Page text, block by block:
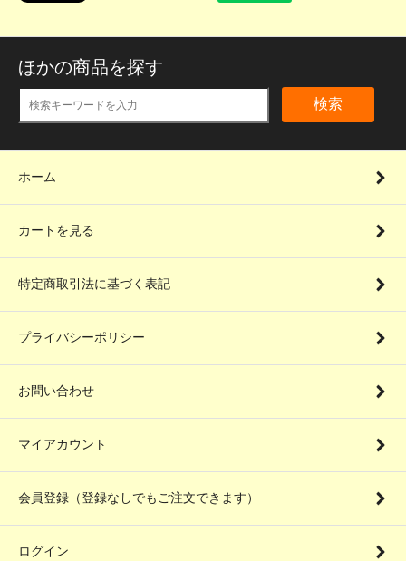
ほかの商品を探す
検索
ホーム
カートを見る
特定商取引法に基づく表記
プライバシーポリシー
お問い合わせ
マイアカウント
会員登録（登録なしでもご注文できます）
ログイン